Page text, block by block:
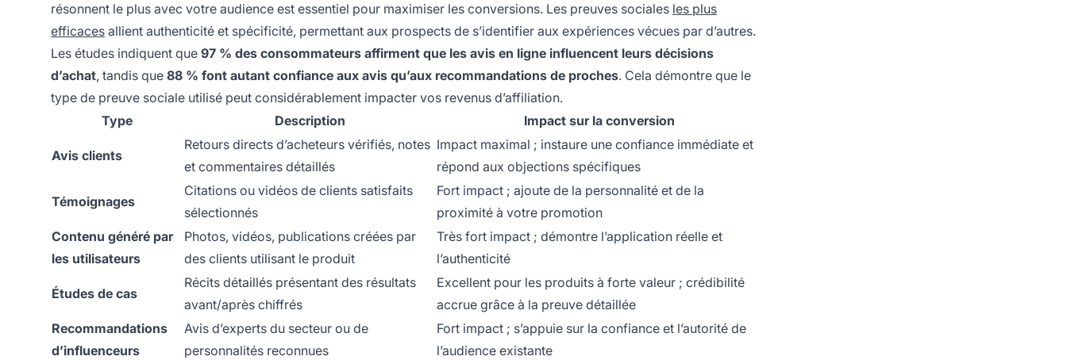
résonnent le plus avec votre audience est essentiel pour maximiser les conversions. Les preuves sociales les plus
efficaces allient authenticité et spécificité, permettant aux prospects de s’identifier aux expériences vécues par d’autres.
Les études indiquent que 97 % des consommateurs affirment que les avis en ligne influencent leurs décisions
d’achat, tandis que 88 % font autant confiance aux avis qu’aux recommandations de proches. Cela démontre que le
type de preuve sociale utilisé peut considérablement impacter vos revenus d’affiliation.
Type
Description Impact sur la conversion
Avis clients
Retours directs d’acheteurs vérifiés, notes
et commentaires détaillés
Impact maximal ; instaure une confiance immédiate et
répond aux objections spécifiques
Témoignages
Citations ou vidéos de clients satisfaits
sélectionnés
Fort impact ; ajoute de la personnalité et de la
proximité à votre promotion
Contenu généré par
les utilisateurs
Photos, vidéos, publications créées par
des clients utilisant le produit
Très fort impact ; démontre l’application réelle et
l’authenticité
Études de cas
Récits détaillés présentant des résultats
avant/après chiffrés
Excellent pour les produits à forte valeur ; crédibilité
accrue grâce à la preuve détaillée
Recommandations
d’influenceurs
Avis d’experts du secteur ou de
personnalités reconnues
Fort impact ; s’appuie sur la confiance et l’autorité de
l’audience existante